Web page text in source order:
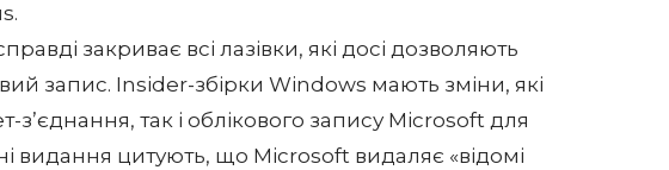
закриває всі лазівки, які досі дозволяють
запис. Insider-збірки Windows мають зміни, які
з’єднання, так і облікового запису Microsoft для
видання цитують, що Microsoft видаляє «відомі